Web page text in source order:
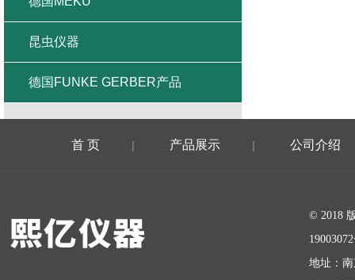
昆虫仪器
德国FUNKE GERBER产品
首 页 | 产品展示 | 公司介绍
© 2018
地址：